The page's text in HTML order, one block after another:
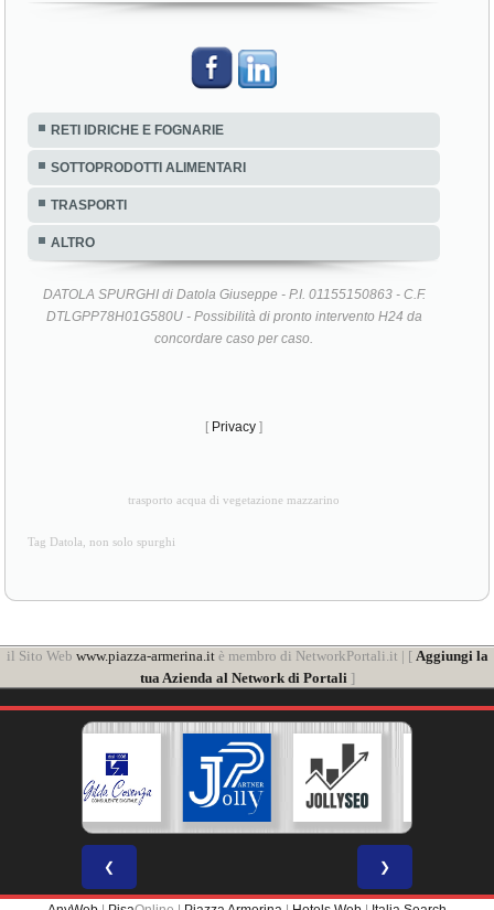
RETI IDRICHE E FOGNARIE
SOTTOPRODOTTI ALIMENTARI
TRASPORTI
ALTRO
DATOLA SPURGHI di Datola Giuseppe - P.I. 01155150863 - C.F.
DTLGPP78H01G580U - Possibilità di pronto intervento H24 da
concordare caso per caso.
[ Privacy ]
trasporto acqua di vegetazione mazzarino
Tag Datola, non solo spurghi
il Sito Web www.piazza-armerina.itè membro di NetworkPortali.it | [ Aggiungi la
tua Azienda al Network di Portali ]
❮ ❯